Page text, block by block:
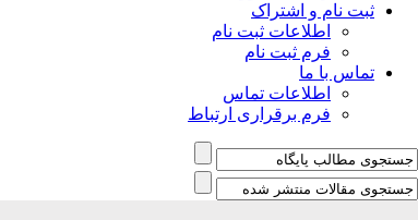
ثبت نام و اشتراک
اطلاعات ثبت نام
فرم ثبت نام
تماس با ما
اطلاعات تماس
فرم برقراری ارتباط